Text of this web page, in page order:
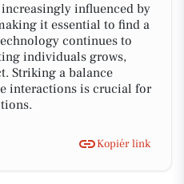
influenced by
it essential to find a
continues to
individuals grows,
Striking a balance
interactions is crucial for
Kopiér link